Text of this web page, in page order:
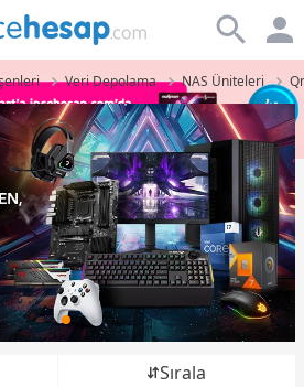
Veri Depolama NAS Üniteleri
Sırala